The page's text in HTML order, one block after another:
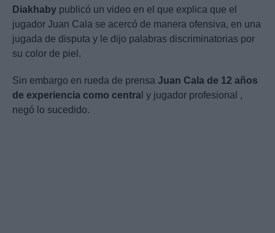
Diakhaby publicó un video en el que explica que el
jugador Juan Cala se acercó de manera ofensiva, en una
jugada de disputa y le dijo palabras discriminatorias por
su color de piel.
Sin embargo en rueda de prensa Juan Cala de 12 años
de experiencia como centra l y jugador profesional ,
negó lo sucedido.